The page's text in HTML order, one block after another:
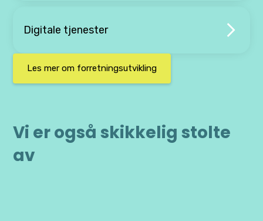
Digitale tjenester
Les mer om forretningsutvikling
Vi er også skikkelig stolte
av